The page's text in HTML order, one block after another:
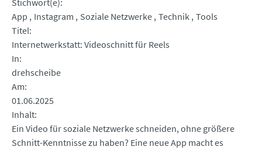
Stichwort(e)
App
Instagram Soziale Netzwerke Technik Tools
Titel
Internetwerkstatt: Videoschnitt für Reels
In
drehscheibe
Am
01.06.2025
Inhalt
Ein Video für soziale Netzwerke schneiden, ohne größere
Schnitt-Kenntnisse zu haben? Eine neue App macht es